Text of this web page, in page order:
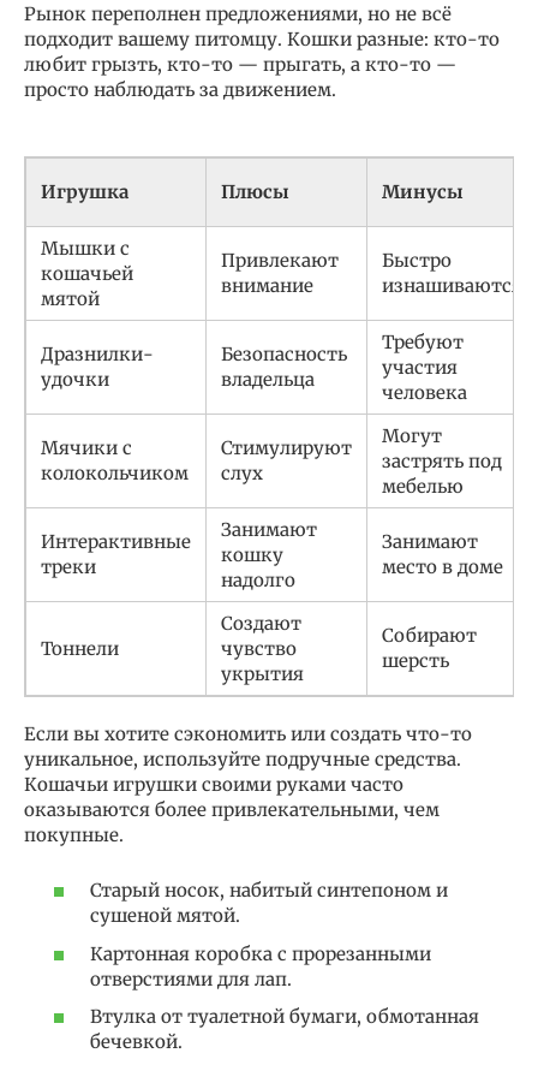
Рынок переполнен предложениями, но не всё
подходит вашему питомцу. Кошки разные: кто-то
любит грызть, кто-то — прыгать, а кто-то —
просто наблюдать за движением.
Игрушка Плюсы Минусы
Мышки с
кошачьей
мятой
Привлекают
внимание
Быстро
изнашиваются
Дразнилки-
удочки
Безопасность
владельца
Требуют
участия
человека
Мячики с
колокольчиком
Стимулируют
слух
Могут
застрять под
мебелью
Интерактивные
треки
Занимают
кошку
надолго
Занимают
место в доме
Тоннели
Создают
чувство
укрытия
Собирают
шерсть
Если вы хотите сэкономить или создать что-то
уникальное, используйте подручные средства.
Кошачьи игрушки своими руками часто
оказываются более привлекательными, чем
покупные.
Старый носок, набитый синтепоном и
сушеной мятой.
Картонная коробка с прорезанными
отверстиями для лап.
Втулка от туалетной бумаги, обмотанная
бечевкой.